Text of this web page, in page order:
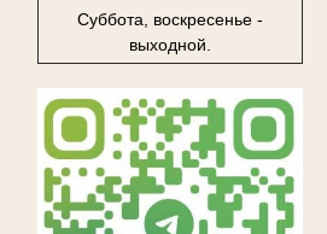
Суббота, воскресенье -
выходной.